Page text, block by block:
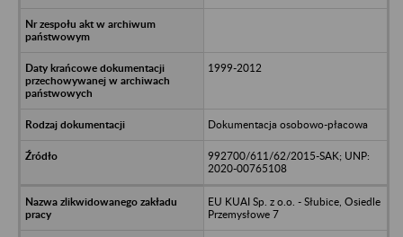
1999-2012
Dokumentacja osobowo-płacowa
992700/611/62/2015-SAK; UNP:
2020-00765108
EU KUAI Sp. z o.o. - Słubice, Osiedle
Przemysłowe 7